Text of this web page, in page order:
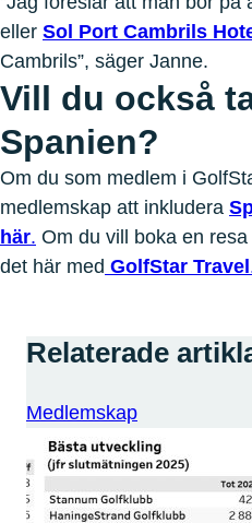
eller Sol Port Cambrils
Cambrils”, säger Janne.
Vill du också
Spanien?
Om du som medlem i
medlemskap att inkludera
här. Om du vill boka en
det här med GolfStar Travel
Relaterade
Medlemskap